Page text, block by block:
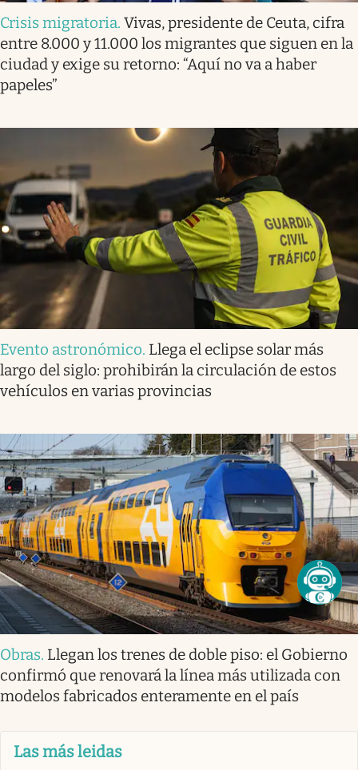
Crisis migratoria. Vivas, presidente de Ceuta, cifra
entre 8.000 y 11.000 los migrantes que siguen en la
ciudad y exige su retorno: “Aquí no va a haber
papeles”
Evento astronómico. Llega el eclipse solar más
largo del siglo: prohibirán la circulación de estos
vehículos en varias provincias
Obras. Llegan los trenes de doble piso: el Gobierno
confirmó que renovará la línea más utilizada con
modelos fabricados enteramente en el país
Las más leidas